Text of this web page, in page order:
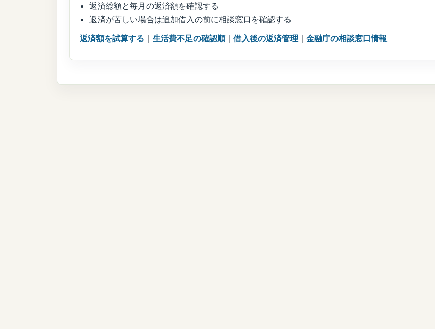
返済総額と毎月の返済額を確認する
返済が苦しい場合は追加借入の前に相談窓口を確認する
返済額を試算する ｜ 生活費不足の確認順｜ 借入後の返済管理 ｜ 金融庁の相談窓口情報